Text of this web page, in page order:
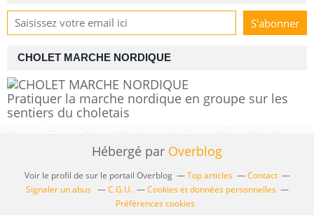
CHOLET MARCHE NORDIQUE
Pratiquer la marche nordique en groupe sur les
sentiers du choletais
Hébergé par Overblog
Voir le profil de sur le portail Overblog Top articles
Contact
Signaler un abus
C.G.U.
Cookies et données personnelles
Préférences cookies